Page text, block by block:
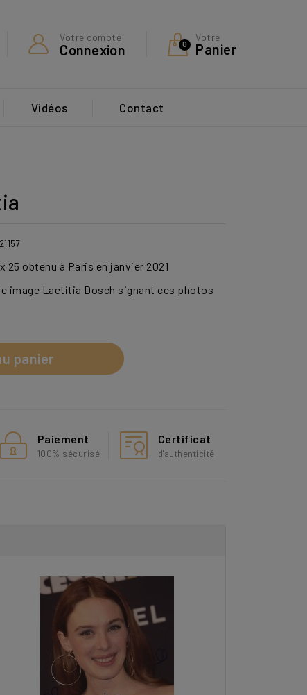
Votre
Panier
0
Votre compte
Connexion
Vidéos Contact
25 obtenu à Paris en janvier 2021
image Laetitia Dosch signant ces photos
panier
Paiement
100% sécurisé
Certificat
d'authenticité